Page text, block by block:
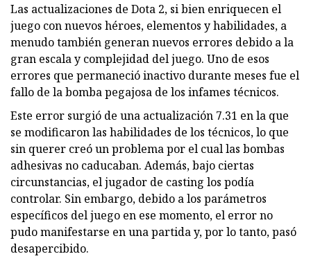
Las actualizaciones de Dota 2, si bien enriquecen el
juego con nuevos héroes, elementos y habilidades, a
menudo también generan nuevos errores debido a la
gran escala y complejidad del juego. Uno de esos
errores que permaneció inactivo durante meses fue el
fallo de la bomba pegajosa de los infames técnicos.
Este error surgió de una actualización 7.31 en la que
se modificaron las habilidades de los técnicos, lo que
sin querer creó un problema por el cual las bombas
adhesivas no caducaban. Además, bajo ciertas
circunstancias, el jugador de casting los podía
controlar. Sin embargo, debido a los parámetros
específicos del juego en ese momento, el error no
pudo manifestarse en una partida y, por lo tanto, pasó
desapercibido.